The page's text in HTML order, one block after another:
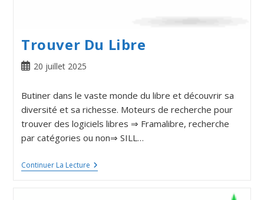
Trouver Du Libre
20 juillet 2025
Butiner dans le vaste monde du libre et découvrir sa
diversité et sa richesse. Moteurs de recherche pour
trouver des logiciels libres ⇒ Framalibre, recherche
par catégories ou non⇒ SILL…
Continuer La Lecture